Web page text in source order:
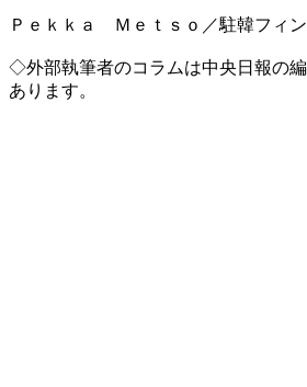
Ｐｅｋｋａ Ｍｅｔｓｏ／駐韓フィ
◇外部執筆者のコラムは中央日報の
あります。